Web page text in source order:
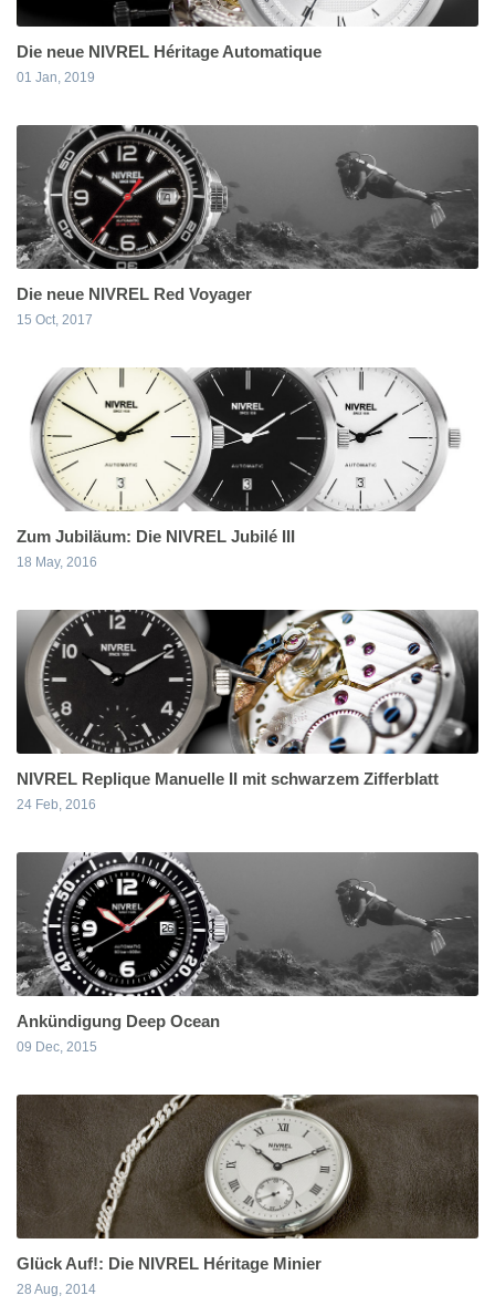
Die neue NIVREL Héritage Automatique
01 Jan, 2019
Die neue NIVREL Red Voyager
15 Oct, 2017
Zum Jubiläum: Die NIVREL Jubilé III
18 May, 2016
NIVREL Replique Manuelle II mit schwarzem Zifferblatt
24 Feb, 2016
Ankündigung Deep Ocean
09 Dec, 2015
Glück Auf!: Die NIVREL Héritage Minier
28 Aug, 2014